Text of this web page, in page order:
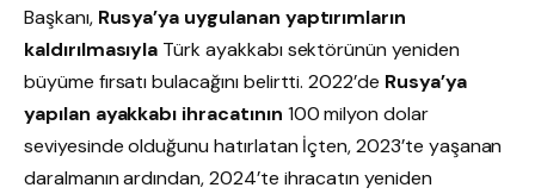
Başkanı, Rusya’ya uygulanan yaptırımların
kaldırılmasıyla Türk ayakkabı sektörünün yeniden
büyüme fırsatı bulacağını belirtti. 2022’de Rusya’ya
yapılan ayakkabı ihracatının 100 milyon dolar
seviyesinde olduğunu hatırlatan İçten, 2023’te yaşanan
daralmanın ardından, 2024’te ihracatın yeniden